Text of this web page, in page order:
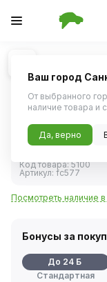
1/1
Очиститель
623г
Код товара:5100
Артикул: fc577
Посмотреть наличие в
Бонусы за
До 24 Б
Стандартная
Ваш город
От выбранного
наличие товара и
Да, верно